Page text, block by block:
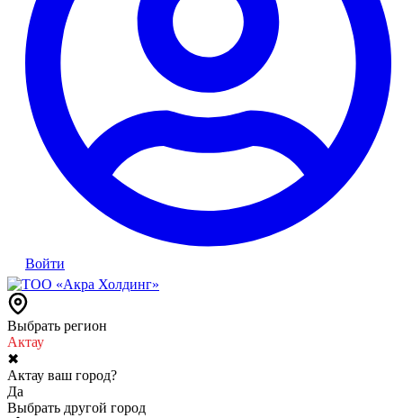
Войти
Выбрать регион
Актау
✖
Актау ваш город?
Да
Выбрать другой город